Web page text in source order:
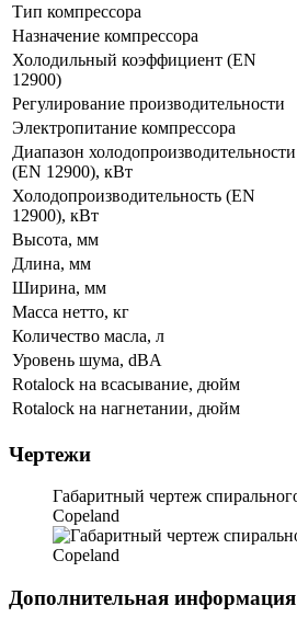
Тип компрессора
Назначение компрессора
Холодильный коэффициент (EN
12900)
Регулирование производительности
Электропитание компрессора
Диапазон холодопроизводительности
(EN 12900), кВт
Холодопроизводительность (EN
12900), кВт
Высота, мм
Длина, мм
Ширина, мм
Масса нетто, кг
Количество масла, л
Уровень шума, dBA
Rotalock на всасывание, дюйм
Rotalock на нагнетании, дюйм
Чертежи
Габаритный чертеж
Copeland
Дополнительная информация